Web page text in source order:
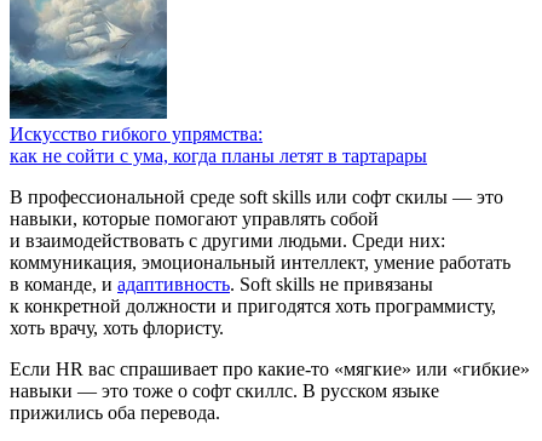
Искусство гибкого упрямства:
как не сойти с ума, когда планы летят в тартарары
В профессиональной среде soft skills или софт скилы — это
навыки, которые помогают управлять собой
и взаимодействовать с другими людьми. Среди них:
коммуникация, эмоциональный интеллект, умение работать
в команде, и адаптивность. Soft skills не привязаны
к конкретной должности и пригодятся хоть программисту,
хоть врачу, хоть флористу.
Если HR вас спрашивает про какие-то «мягкие» или «гибкие»
навыки — это тоже о софт скиллс. В русском языке
прижились оба перевода.